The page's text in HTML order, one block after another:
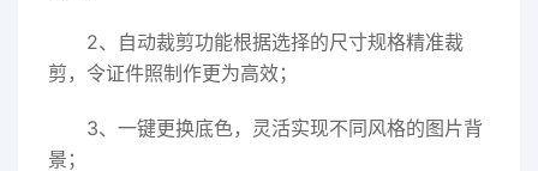
2、自动裁剪功能根据选择的尺寸规格精准裁
剪，令证件照制作更为高效；
3、一键更换底色，灵活实现不同风格的图片背
景；